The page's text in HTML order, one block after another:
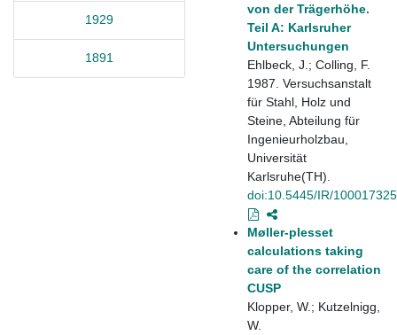
1929
1891
von der Trägerhöhe.
Teil A: Karlsruher
Untersuchungen
Ehlbeck, J.; Colling, F.
1987. Versuchsanstalt
für Stahl, Holz und
Steine, Abteilung für
Ingenieurholzbau,
Universität
Karlsruhe(TH).
doi:10.5445/IR/
Møller-plesset
calculations taking
care of the correlation
CUSP
Klopper, W.; Kutzelnigg,
W.